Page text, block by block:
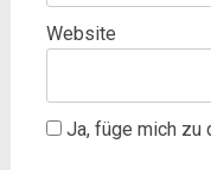
Website
Ja, füge mich zu